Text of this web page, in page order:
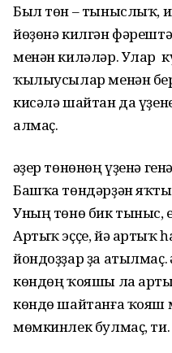
Был төн – тыныслыҡ,
йөҙөнә килгән
менән киләләр. Улар
ҡылыусылар менән
кисәлә шайтан да
алмаҫ.
Ҡәҙер төнөнөң үҙенә
Башҡа төндәрҙән
Уның төнө бик тыныс,
Артыҡ эҫҫе, йә артыҡ
йондоҙҙар ҙа атылмаҫ.
көндөң ҡояшы ла
көндө шайтанға ҡояш
мөмкинлек булмаҫ, ти.